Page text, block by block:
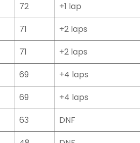
72 +1 lap
71 +2 laps
71 +2 laps
69 +4 laps
69 +4 laps
63 DNF